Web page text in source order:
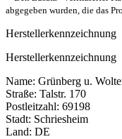
abgegeben wurden, die das
Herstellerkennzeichnung
Herstellerkennzeichnung
Name: Grünberg u.
Straße: Talstr. 170
Postleitzahl: 69198
Stadt: Schriesheim
Land: DE